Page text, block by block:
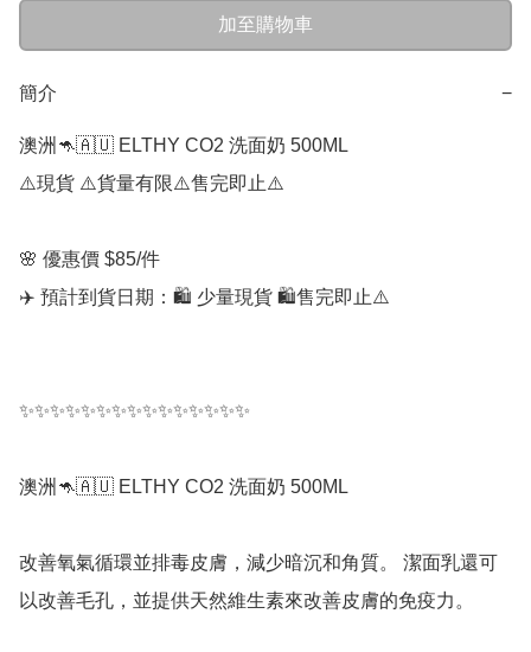
加至購物車
簡介 −
澳洲🦘🇦🇺 ELTHY CO2 洗面奶 500ML
⚠️現貨 ⚠️貨量有限⚠️售完即止⚠️
🌸 優惠價 $85/件
✈️ 預計到貨日期：🛍️ 少量現貨 🛍️售完即止⚠️
✨✨✨✨✨✨✨✨✨✨✨✨✨✨✨
澳洲🦘🇦🇺 ELTHY CO2 洗面奶 500ML
改善氧氣循環並排毒皮膚，減少暗沉和角質。 潔面乳還可
以改善毛孔，並提供天然維生素來改善皮膚的免疫力。